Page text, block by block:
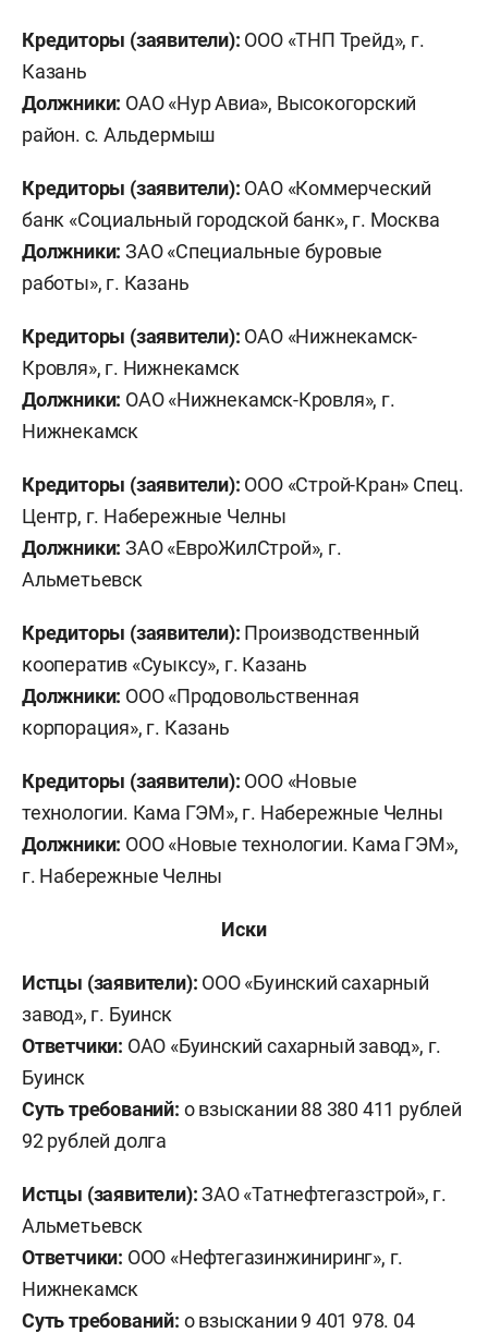
Кредиторы (заявители): ООО «ТНП Трейд», г.
Казань
Должники: ОАО «Нур Авиа», Высокогорский
район. с. Альдермыш
Кредиторы (заявители): ОАО «Коммерческий
банк «Социальный городской банк», г. Москва
Должники: ЗАО «Специальные буровые
работы», г. Казань
Кредиторы (заявители): ОАО «Нижнекамск-
Кровля», г. Нижнекамск
Должники: ОАО «Нижнекамск-Кровля», г.
Нижнекамск
Кредиторы (заявители): ООО «Строй-Кран» Спец.
Центр, г. Набережные Челны
Должники: ЗАО «ЕвроЖилСтрой», г.
Альметьевск
Кредиторы (заявители): Производственный
кооператив «Суыксу», г. Казань
Должники: ООО «Продовольственная
корпорация», г. Казань
Кредиторы (заявители): ООО «Новые
технологии. Кама ГЭМ», г. Набережные Челны
Должники: ООО «Новые технологии. Кама ГЭМ»,
г. Набережные Челны
Иски
Истцы (заявители): ООО «Буинский сахарный
завод», г. Буинск
Ответчики: ОАО «Буинский сахарный завод», г.
Буинск
Суть требований: о взыскании 88 380 411 рублей
92 рублей долга
Истцы (заявители):ЗАО «Татнефтегазстрой», г.
Альметьевск
Ответчики: ООО «Нефтегазинжиниринг», г.
Нижнекамск
Суть требований: о взыскании 9 401 978. 04